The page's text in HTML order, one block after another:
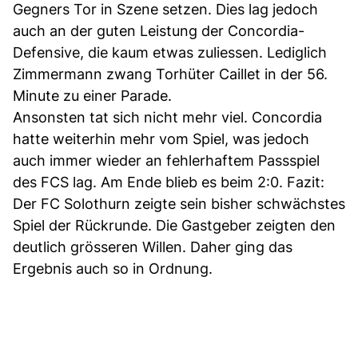
Gegners Tor in Szene setzen. Dies lag jedoch
auch an der guten Leistung der Concordia-
Defensive, die kaum etwas zuliessen. Lediglich
Zimmermann zwang Torhüter Caillet in der 56.
Minute zu einer Parade.
Ansonsten tat sich nicht mehr viel. Concordia
hatte weiterhin mehr vom Spiel, was jedoch
auch immer wieder an fehlerhaftem Passspiel
des FCS lag. Am Ende blieb es beim 2:0. Fazit:
Der FC Solothurn zeigte sein bisher schwächstes
Spiel der Rückrunde. Die Gastgeber zeigten den
deutlich grösseren Willen. Daher ging das
Ergebnis auch so in Ordnung.